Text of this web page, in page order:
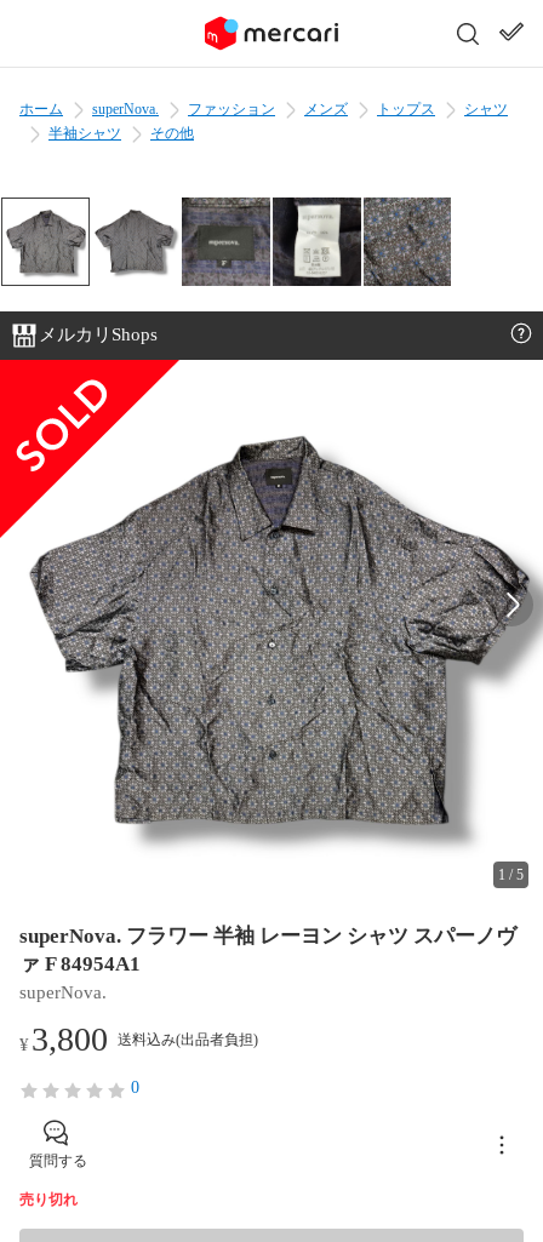
ホーム superNova. ファッション メンズ トップス
シャツ
半袖シャツ
その他
メルカリShops
1 /5
superNova. フラワー 半袖 レーヨン シャツ スパーノヴ
ァ F 84954A1
superNova.
¥3,800 送料込み(出品者負担)
0
質問する
売り切れ